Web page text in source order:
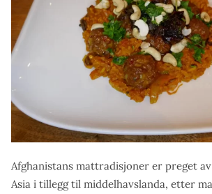
Afghanistans mattradisjoner er preget
Asia i tillegg til middelhavslanda, etter